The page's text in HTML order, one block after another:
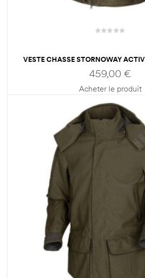
VESTE CHASSE STORNOWAY
HARKILA
459,00 €
Acheter le produit